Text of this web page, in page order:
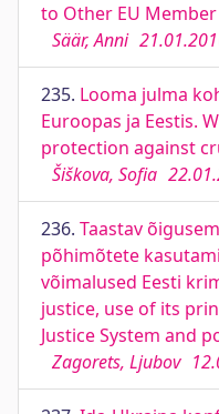
to Other EU Member
Säär, Anni
235. Looma julma
Euroopas ja Eestis.
protection against
Šiškova, Sofia
236. Taastav
põhimõtete
võimalused Eesti
justice, use of its
Justice System and
Zagorets, Ljubov